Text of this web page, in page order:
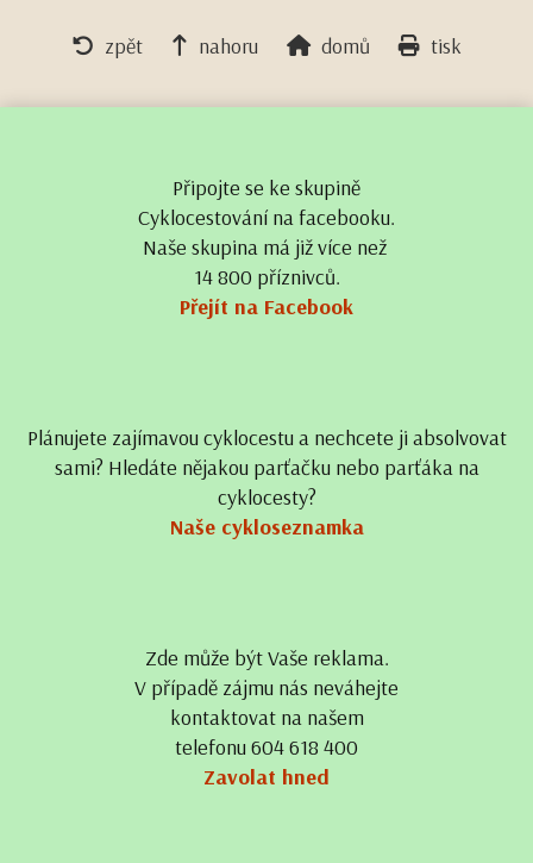
zpět nahoru domů tisk
Připojte se ke skupině
Cyklocestování na facebooku.
Naše skupina má již více než
14 800 příznivců.
Přejít na Facebook
Plánujete zajímavou cyklocestu a nechcete ji absolvovat
sami? Hledáte nějakou parťačku nebo parťáka na
cyklocesty?
Naše cykloseznamka
Zde může být Vaše reklama.
V případě zájmu nás neváhejte
kontaktovat na našem
telefonu 604 618 400
Zavolat hned